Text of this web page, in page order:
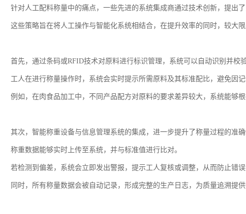
针对人工配料称量中的痛点，一些先进的系统集成商通过技术创新，提出了
这些策略旨在将人工操作与智能化系统相结合，在提升效率的同时，较大限
首先，通过条码或RFID技术对原料进行标识管理，系统可以自动识别并校
工人在进行称量操作时，系统会实时提示所需原料及其标准配比，避免因
例如，在肉食品加工中，不同产品配方对原料的要求差异较大，系统能够
其次，智能称重设备与信息管理系统的集成，进一步提升了称量过程的准确
称重数据能够实时上传至系统，并与标准值进行比对。
若检测到偏差，系统会立即发出警报，提示工人复核或调整，从而防止错误
同时，所有称量数据会被自动记录，形成完整的生产日志，为质量追溯提供